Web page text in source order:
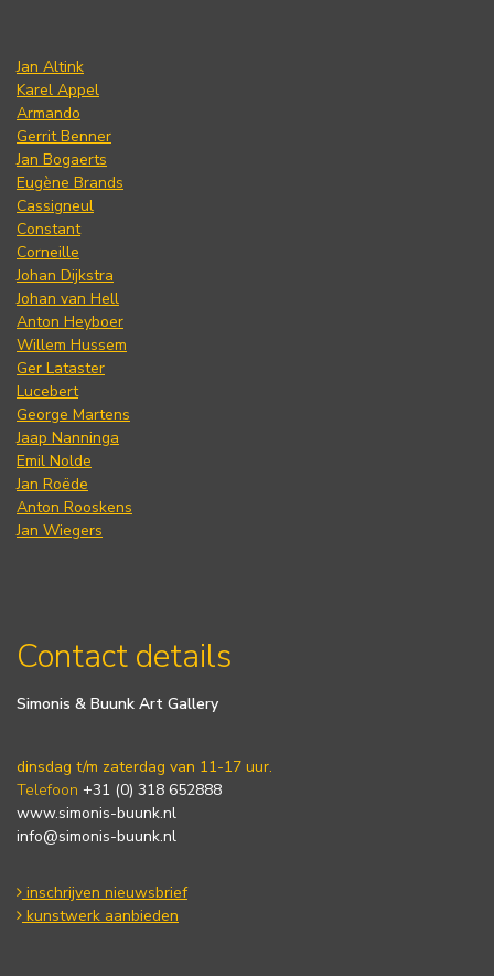
Jan Altink
Karel Appel
Armando
Gerrit Benner
Jan Bogaerts
Eugène Brands
Cassigneul
Constant
Corneille
Johan Dijkstra
Johan van Hell
Anton Heyboer
Willem Hussem
Ger Lataster
Lucebert
George Martens
Jaap Nanninga
Emil Nolde
Jan Roëde
Anton Rooskens
Jan Wiegers
Contact details
Simonis & Buunk Art Gallery
dinsdag t/m zaterdag van 11-17 uur.
Telefoon +31 (0) 318 652888
www.simonis-buunk.nl
info@simonis-buunk.nl
inschrijven nieuwsbrief
kunstwerk aanbieden